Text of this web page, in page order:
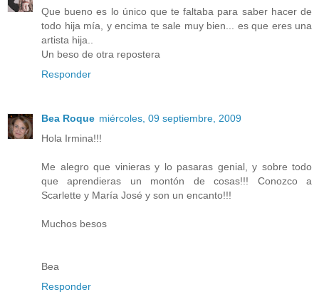
Que bueno es lo único que te faltaba para saber hacer de
todo hija mía, y encima te sale muy bien... es que eres una
artista hija..
Un beso de otra repostera
Responder
Bea Roque miércoles, 09 septiembre, 2009
Hola Irmina!!!
Me alegro que vinieras y lo pasaras genial, y sobre todo
que aprendieras un montón de cosas!!! Conozco a
Scarlette y María José y son un encanto!!!
Muchos besos
Bea
Responder